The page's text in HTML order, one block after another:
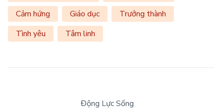
Cảm hứng
Giáo dục
Trưởng thành
Tình yêu
Tâm linh
Động Lực Sống